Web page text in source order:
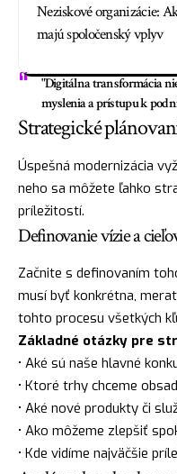
Neziskové organizácie:
majú spoločenský vplyv
"Digitálna transformácia
myslenia a prístupu k
Strategické
Úspešná modernizácia
neho sa môžete ľahko
príležitostí.
Definovanie vízie a
Začnite s definovaním
musí byť konkrétna,
tohto procesu všetkých
Základné otázky pre
• Aké sú naše hlavné
• Ktoré trhy chceme
• Aké nové produkty či
• Ako môžeme zlepšiť
• Kde vidíme najväčšie